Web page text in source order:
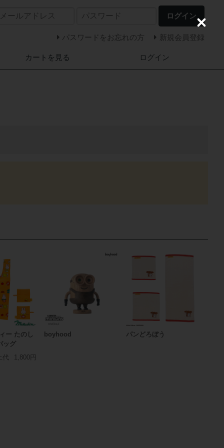
ログイン
パスワードをお忘れの方 新規会員登録
カートを見る ログイン
ー たのし
ッグ
上代
1,800円
boyhood パンどろぼう
C
l
o